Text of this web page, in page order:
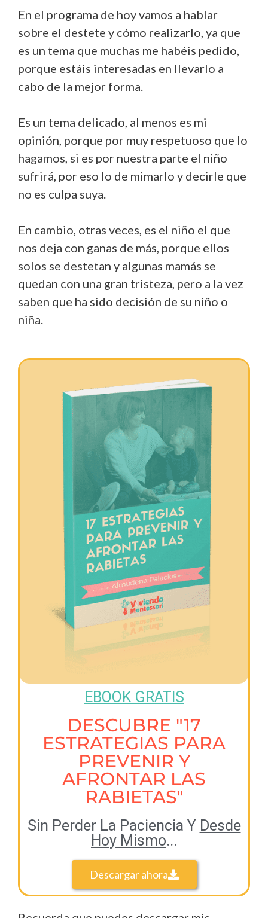
En el programa de hoy vamos a hablar
sobre el destete y cómo realizarlo, ya que
es un tema que muchas me habéis pedido,
porque estáis interesadas en llevarlo a
cabo de la mejor forma.
Es un tema delicado, al menos es mi
opinión, porque por muy respetuoso que lo
hagamos, si es por nuestra parte el niño
sufrirá, por eso lo de mimarlo y decirle que
no es culpa suya.
En cambio, otras veces, es el niño el que
nos deja con ganas de más, porque ellos
solos se destetan y algunas mamás se
quedan con una gran tristeza, pero a la vez
saben que ha sido decisión de su niño o
niña.
EBOOK GRATIS
DESCUBRE "17
ESTRATEGIAS PARA
PREVENIR Y
AFRONTAR LAS
RABIETAS"
Sin Perder La Paciencia Y Desde
Hoy Mismo...
Descargar ahora